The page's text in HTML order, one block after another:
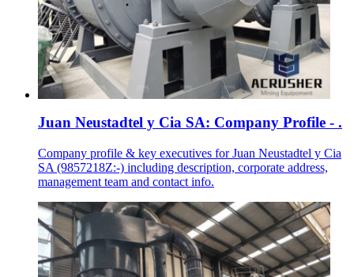
Juan Neustadtel y Cia SA: Company Profile - .
Company profile & key executives for Juan Neustadtel y Cia
SA (9857218Z:-) including description, corporate address,
management team and contact info.